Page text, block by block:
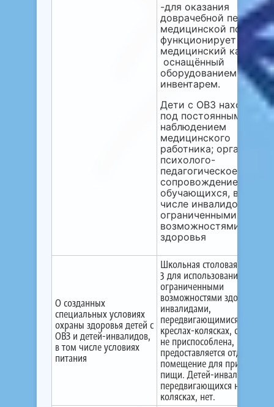
-для оказания
доврачебной
медицинской помощи
функционирует
медицинский кабинет,
оснащённый
оборудованием и
инвентарем.
Дети с ОВЗ находятся
под постоянным
наблюдением
медицинского
работника;
психолого-
педагогическое
сопровождение
обучающихся, в том
числе инвалидов и
ограниченными
возможностями
здоровья
О созданных
специальных условиях
охраны здоровья детей с
ОВЗ и детей-инвалидов,
в том числе условиях
питания
Школьная столовая МБОУ
3 для использования
ограниченными
возможностями здоровья и
инвалидами,
передвигающимися на
креслах-колясках,
не приспособлена, не
предоставляется отдельное
помещение для принятия
пищи. Детей-инвалидов,
передвигающихся на
колясках, нет.